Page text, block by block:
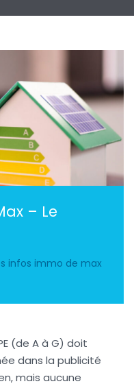
– Le
infos immo de max
(de A à G) doit
dans la publicité
mais aucune